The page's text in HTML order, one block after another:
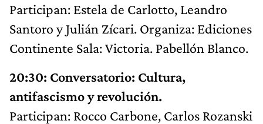
Participan: Estela de Carlotto, Leandro
Santoro y Julián Zícari. Organiza: Ediciones
Continente Sala: Victoria. Pabellón Blanco.
20:30: Conversatorio: Cultura,
antifascismo y revolución.
Participan: Rocco Carbone, Carlos Rozanski